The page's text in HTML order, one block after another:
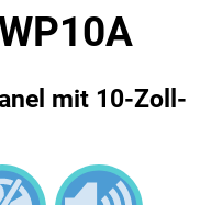
mit 10-Zoll-